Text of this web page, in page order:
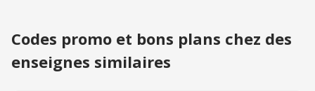
Codes promo et bons plans chez des
enseignes similaires